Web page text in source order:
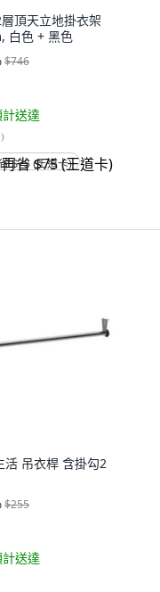
頂天立地掛衣架
白色 + 黑色
$746
送達
)
$75 (王道卡)
活 吊衣桿 含掛勾2
$255
送達